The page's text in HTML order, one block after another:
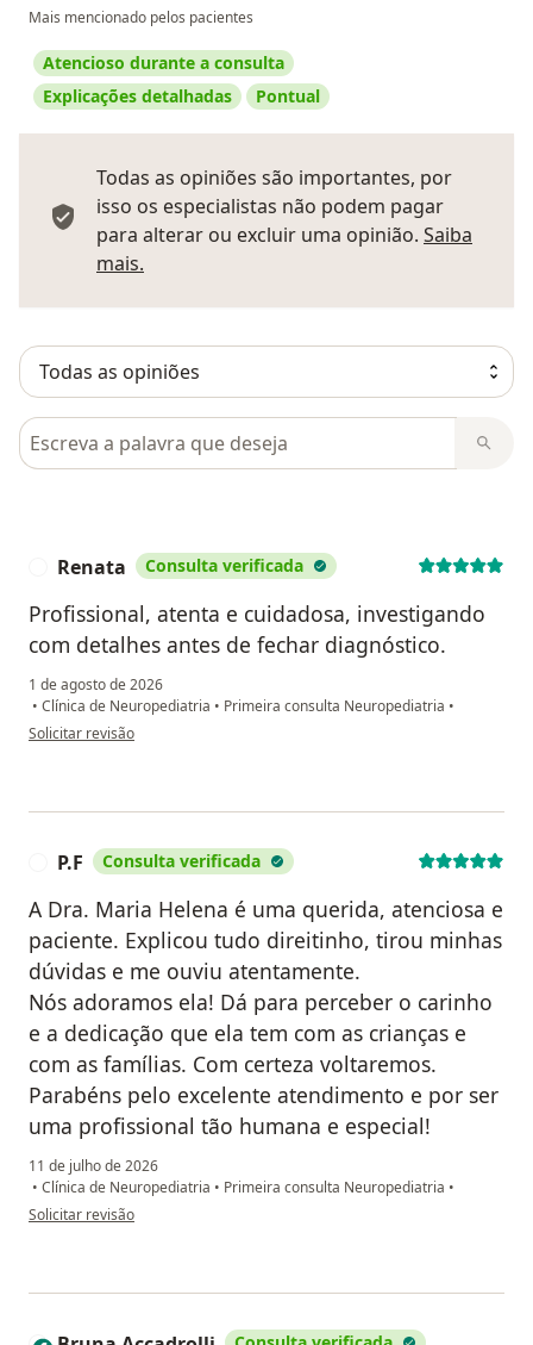
Mais mencionado pelos pacientes
Atencioso durante a consulta
Explicações detalhadas
Pontual
Todas as opiniões são importantes, por
isso os especialistas não podem pagar
para alterar ou excluir uma opinião. Saiba
mais.
Pesquisar em opiniões
Renata Consulta verificada
Profissional, atenta e cuidadosa, investigando
com detalhes antes de fechar diagnóstico.
1 de agosto de 2026
• Clínica de Neuropediatria • Primeira consulta Neuropediatria •
na opinião do utilizador Renata
Solicitar revisão
P.F Consulta verificada
A Dra. Maria Helena é uma querida, atenciosa e
paciente. Explicou tudo direitinho, tirou minhas
dúvidas e me ouviu atentamente.
Nós adoramos ela! Dá para perceber o carinho
e a dedicação que ela tem com as crianças e
com as famílias. Com certeza voltaremos.
Parabéns pelo excelente atendimento e por ser
uma profissional tão humana e especial!
11 de julho de 2026
• Clínica de Neuropediatria • Primeira consulta Neuropediatria •
na opinião do utilizador P.F
Solicitar revisão